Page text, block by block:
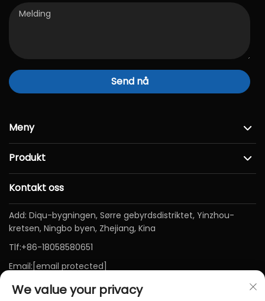
Send nå
Meny
Produkt
Kontakt oss
Add: Diqu-bygningen, Sørre gebyrdsdistriktet, Yinzhou-
kretsen, Ningbo byen, Zhejiang, Kina
Tlf:+86-18058580651
Email: [email protected]
We value your privacy